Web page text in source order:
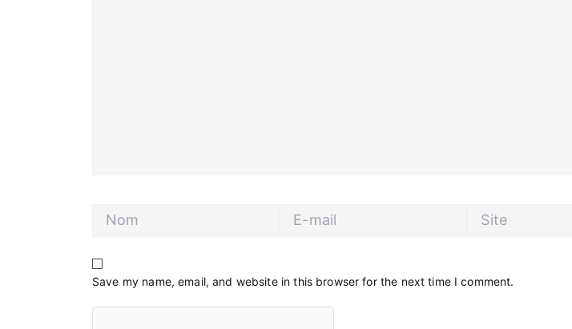
Nom
mail
Site
Save my name, email, and website in this browser for the next time I comment.